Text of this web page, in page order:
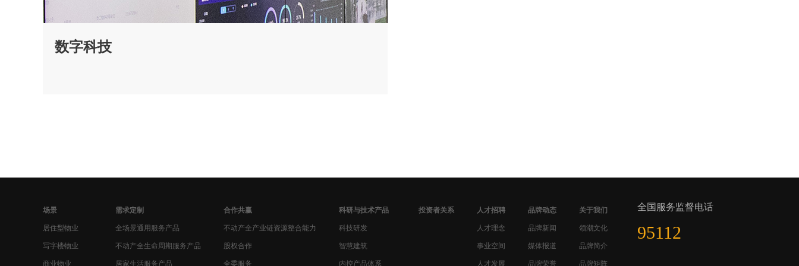
数字科技
场景
居住型物业
写字楼物业
商业物业
需求定制
全场景通用服务产品
不动产全生命周期服务产品
居家生活服务产品
合作共赢
不动产全产业链资源整合能力
股权合作
全委服务
科研与技术产品
科技研发
智慧建筑
内控产品体系
投资者关系 人才招聘
人才理念
事业空间
人才发展
品牌动态
品牌新闻
媒体报道
品牌荣誉
关于我们
领潮文化
品牌简介
品牌矩阵
全国服务监督电话
95112